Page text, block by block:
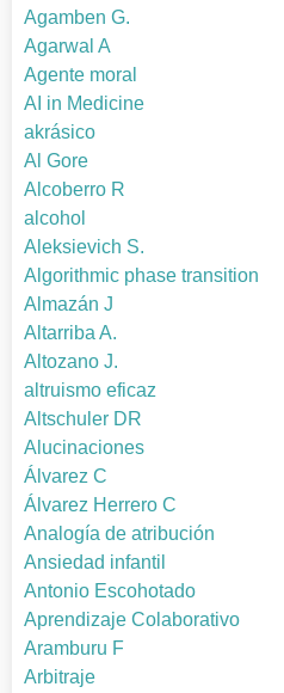
Agamben G.
Agarwal A
Agente moral
AI in Medicine
akrásico
Al Gore
Alcoberro R
alcohol
Aleksievich S.
Algorithmic phase transition
Almazán J
Altarriba A.
Altozano J.
altruismo eficaz
Altschuler DR
Alucinaciones
Álvarez C
Álvarez Herrero C
Analogía de atribución
Ansiedad infantil
Antonio Escohotado
Aprendizaje Colaborativo
Aramburu F
Arbitraje